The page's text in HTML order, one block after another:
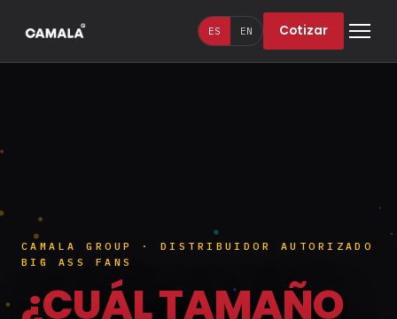
ES EN Cotizar
CAMALA GROUP · DISTRIBUIDOR AUTORIZADO
BIG ASS FANS
¿CUÁL TAMAÑO